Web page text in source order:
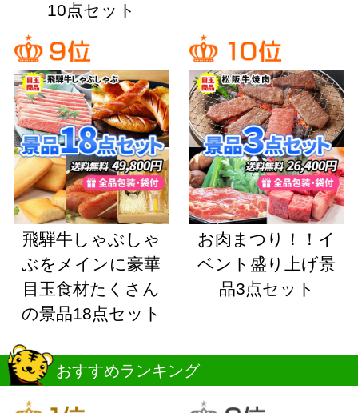
10点セット
飛騨牛しゃぶしゃ
ぶをメインに豪華
目玉食材たくさん
の景品18点セット
お肉まつり！！イ
ベント盛り上げ景
品3点セット
おすすめランキング